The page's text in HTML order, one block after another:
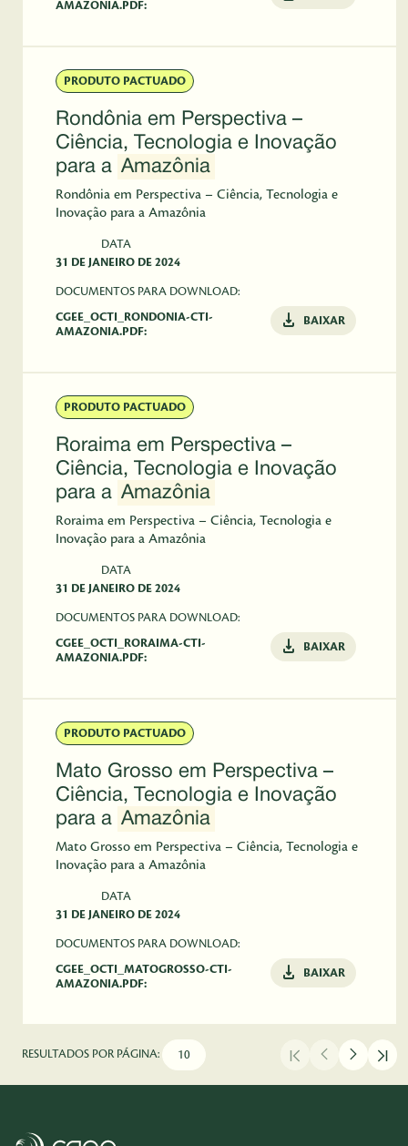
AMAZONIA.PDF:
PRODUTO PACTUADO
Rondônia em Perspectiva –
Ciência, Tecnologia e Inovação
para a Amazônia
Rondônia em Perspectiva – Ciência, Tecnologia e
Inovação para a Amazônia
DATA
31 DE JANEIRO DE 2024
DOCUMENTOS PARA DOWNLOAD:
CGEE_OCTI_RONDONIA-CTI-
AMAZONIA.PDF:
BAIXAR
PRODUTO PACTUADO
Roraima em Perspectiva –
Ciência, Tecnologia e Inovação
para a Amazônia
Roraima em Perspectiva – Ciência, Tecnologia e
Inovação para a Amazônia
DATA
31 DE JANEIRO DE 2024
DOCUMENTOS PARA DOWNLOAD:
CGEE_OCTI_RORAIMA-CTI-
AMAZONIA.PDF:
BAIXAR
PRODUTO PACTUADO
Mato Grosso em Perspectiva –
Ciência, Tecnologia e Inovação
para a Amazônia
Mato Grosso em Perspectiva – Ciência, Tecnologia e
Inovação para a Amazônia
DATA
31 DE JANEIRO DE 2024
DOCUMENTOS PARA DOWNLOAD:
CGEE_OCTI_MATOGROSSO-CTI-
AMAZONIA.PDF:
BAIXAR
RESULTADOS POR PÁGINA: